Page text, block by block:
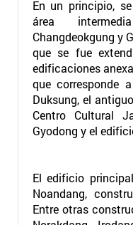
En un principio,
área
Changdeokgung y
que se fue
edificaciones
que corresponde
Duksung, el
Centro Cultural
Gyodong y el
El edificio
Noandang,
Entre otras